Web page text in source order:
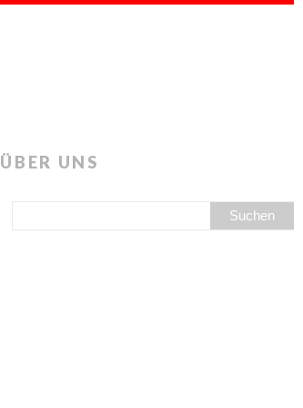
ÜBER UNS